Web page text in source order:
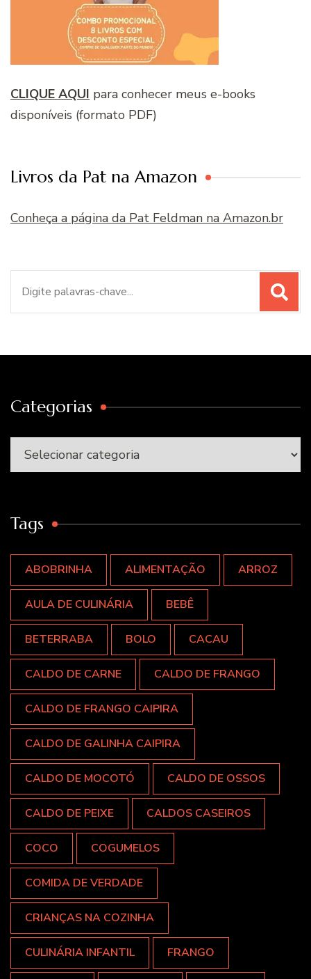
CLIQUE AQUI para conhecer meus e-books
disponíveis (formato PDF)
Livros da Pat na Amazon
Conheça a página da Pat Feldman na Amazon.br
Categorias
Categorias
Tags
ABOBRINHA ALIMENTAÇÃO ARROZ
AULA DE CULINÁRIA BEBÊ
BETERRABA BOLO CACAU
CALDO DE CARNE CALDO DE FRANGO
CALDO DE FRANGO CAIPIRA
CALDO DE GALINHA CAIPIRA
CALDO DE MOCOTÓ CALDO DE OSSOS
CALDO DE PEIXE CALDOS CASEIROS
COCO COGUMELOS
COMIDA DE VERDADE
CRIANÇAS NA COZINHA
CULINÁRIA INFANTIL FRANGO